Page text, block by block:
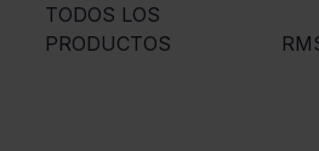
TODOS LOS
PRODUCTOS